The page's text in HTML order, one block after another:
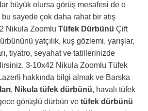
büyük olursa görüş mesafesi de o
sayede çok daha rahat bir atış
Nikula Zoomlu Tüfek Dürbünü Çift
yatçılık, kuş gözlemi, yarışlar,
tiyatro, seyahat ve tatillerinizde
3-10x42 Nikula Zoomlu Tüfek
hakkında bilgi almak ve Barska
, Nikula tüfek dürbünü, havalı tüfek
görüşlü dürbün ve tüfek dürbünü